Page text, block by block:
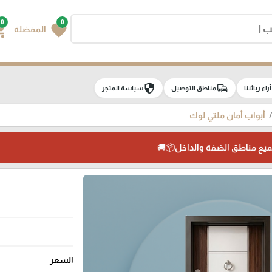
0
favorite المفضلة
0
آراء زبائننا commuteمناطق التوصيل securityسياسة المتجر
أبواب أمان ملتي لوك
مناطق الضفة والداخل📦🚚
السعر